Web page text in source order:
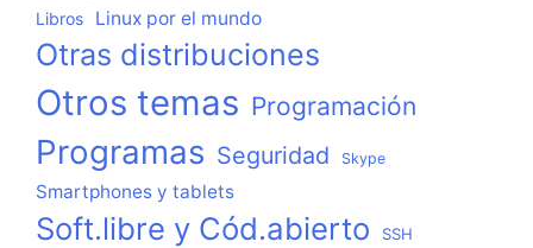
Libros Linux por el mundo
Otras distribuciones
Otros temas Programación
Programas Seguridad Skype
Smartphones y tablets
Soft.libre y Cód.abierto SSH